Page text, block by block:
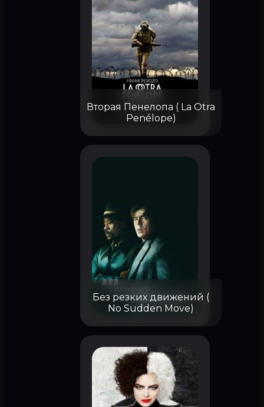
Вторая Пенелопа ( La Otra
Penélope)
Без резких движений (
No Sudden Move)